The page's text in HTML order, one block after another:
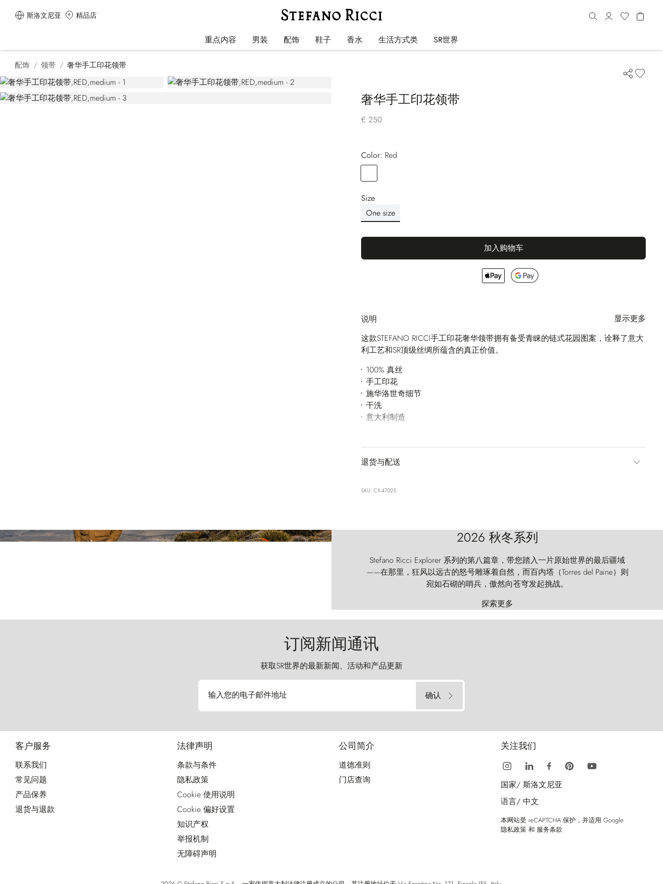
斯洛文尼亚 精品店
重点内容 男装 配饰 鞋子 香水 生活方式类 SR世界
配饰 领带 奢华手工印花领带
奢华手工印花领带
€ 250
Color:
red
Size
One size
加入购物车
说明
显示更多
这款STEFANO RICCI手工印花奢华领带拥有备受青睐的链式花园图案，诠释了意大
利工艺和SR顶级丝绸所蕴含的真正价值。
100% 真丝
手工印花
施华洛世奇细节
干洗
意大利制造
退货与配送
SKU: CX-47025
2026 秋冬系列
Stefano Ricci Explorer 系列的第八篇章，带您踏入一片原始世界的最后疆域
——在那里，狂风以远古的怒号雕琢着自然，而百内塔（Torres del Paine）则
宛如石砌的哨兵，傲然向苍穹发起挑战。
探索更多
订阅新闻通讯
获取SR世界的最新新闻、活动和产品更新
输入您的电子邮件地址 确认
客户服务
联系我们
常见问题
产品保养
退货与退款
法律声明
条款与条件
隐私政策
Cookie 使用说明
Cookie 偏好设置
知识产权
举报机制
无障碍声明
公司简介
道德准则
门店查询
关注我们
国家/ 斯洛文尼亚
语言/ 中文
本网站受 reCAPTCHA 保护，并适用 Google
隐私政策 和 服务条款